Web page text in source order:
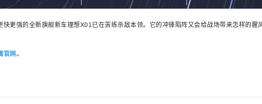
强的全新旗舰新车理想X01已在苦练杀敌本领。它的冲锋陷阵又会给战场带来怎样的腥
网。